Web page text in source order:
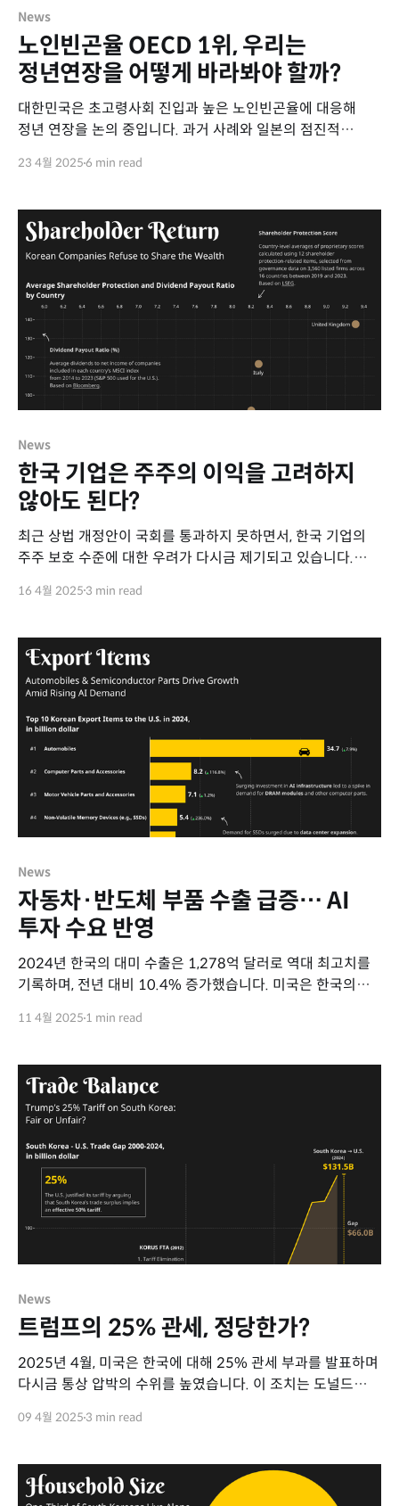
News
노인빈곤율 OECD 1위, 우리는
정년연장을 어떻게 바라봐야 할까?
대한민국은 초고령사회 진입과 높은 노인빈곤율에 대응해
정년 연장을 논의 중입니다. 과거 사례와 일본의 점진적
재고용 제도 강화 등 신중한 대응이 필요합니다.
23 4월 20256 min read
News
한국 기업은 주주의 이익을 고려하지
않아도 된다?
최근 상법 개정안이 국회를 통과하지 못하면서, 한국 기업의
주주 보호 수준에 대한 우려가 다시금 제기되고 있습니다.
권익 보호의 필요성을 강조하고 있습니다.
16 4월 2025 3 min read
News
자동차·반도체 부품 수출 급증… AI
투자 수요 반영
2024년 한국의 대미 수출은 1,278억 달러로 역대 최고치를
기록하며, 전년 대비 10.4% 증가했습니다. 미국은 한국의
11 4월 2025 1 min read
News
트럼프의 25% 관세, 정당한가?
2025년 4월, 미국은 한국에 대해 25% 관세 부과를 발표하며
다시금 통상 압박의 수위를 높였습니다. 이 조치는 도널드
해소"를 명분으로 하고 있습니다.
09 4월 2025 3 min read